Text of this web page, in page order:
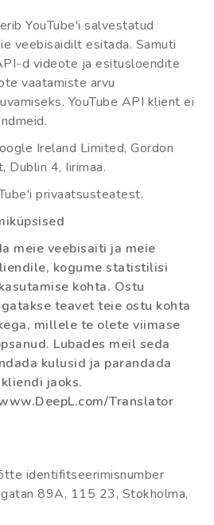
YouTube'i salvestatud
veebisaidilt esitada. Samuti
d videote ja esitusloendite
vaatamiste arvu
YouTube API klient ei
Ireland Limited, Gordon
Dublin 4, Iirimaa.
privaatsusteatest.
meie veebisaiti ja meie
kogume statistilisi
kohta. Ostu
teavet teie ostu kohta
millele te olete viimase
Lubades meil seda
kulusid ja parandada
jaoks.
Translator
identifitseerimisnumber
89A, 115 23, Stokholma,